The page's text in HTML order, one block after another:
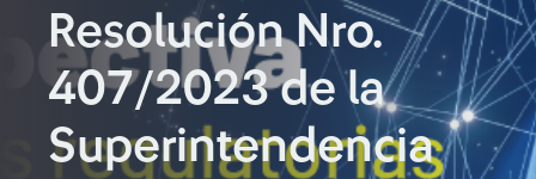
BuscarResolución Nro.
407/2023 de la
Superintendencia